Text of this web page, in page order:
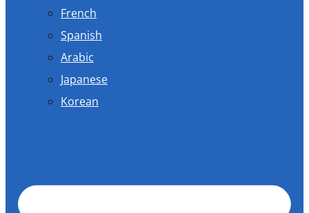
French
Spanish
Arabic
Japanese
Korean